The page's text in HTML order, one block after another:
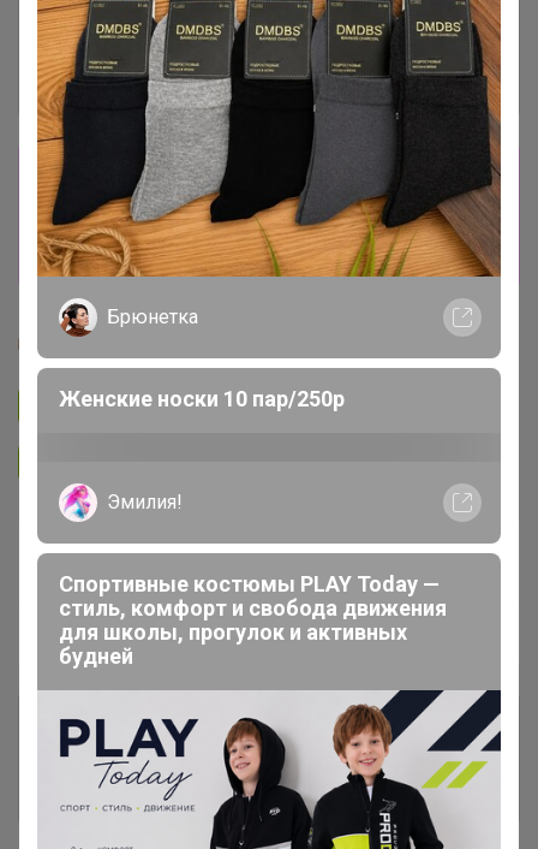
Сбор заказов в данной закупке
завершен
Перейти к текущей закупке
Glamkat
Подписаться на закупку 718
В архиве Собрано
Ожидание ~ 9 дней
Комментарии к лотам 677
Отзывы участников 523
Брюнетка
Женские носки 10 пар/250р
Эмилия!
Спортивные костюмы PLAY Today —
стиль, комфорт и свобода движения
для школы, прогулок и активных
будней